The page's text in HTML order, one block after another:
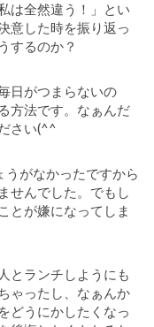
は全然違う！」とい
意した時を振り返っ
するのか？
日がつまらないの
方法です。なぁんだ
さい(^^
がなかったですから
せんでした。でもし
とが嫌になってしま
とランチしようにも
ゃったし、なぁんか
どうにかしたくなっ